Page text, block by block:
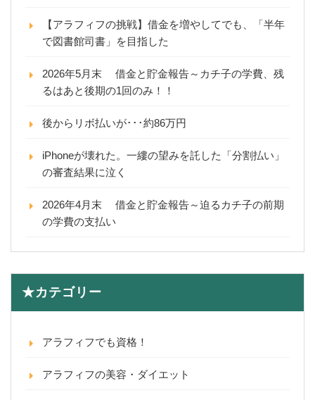
【アラフィフの挑戦】借金を増やしてでも、「半年
で図書館司書」を目指した
2026年5月末 借金と貯金報告～カチ子の学費、残
るはあと後期の1回のみ！！
後からリボ払いが･･･約86万円
iPhoneが壊れた。一縷の望みを託した「分割払い」
の審査結果に泣く
2026年4月末 借金と貯金報告～迫るカチ子の前期
の学費の支払い
★カテゴリー
アラフィフでも資格！
アラフィフの美容・ダイエット